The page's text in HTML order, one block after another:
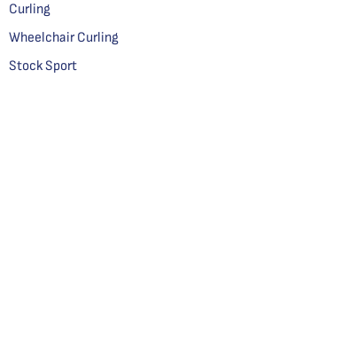
Curling
Wheelchair Curling
Stock Sport